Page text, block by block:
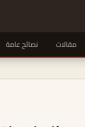
مقالات نصائح عامة